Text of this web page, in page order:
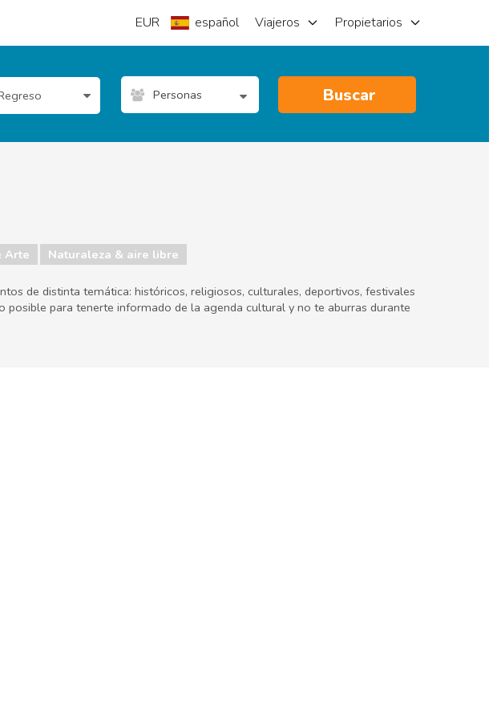
EUR español Viajeros Propietarios
Personas Buscar
Arte Naturaleza & aire libre
de distinta temática: históricos, religiosos, culturales, deportivos, festivales
para tenerte informado de la agenda cultural y no te aburras durante